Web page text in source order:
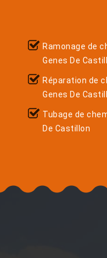
Ramonage de
Genes De
Réparation de
Genes De
Tubage de
De Castillon